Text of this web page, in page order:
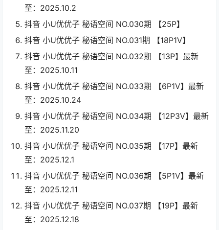
至：2025.10.2
抖音 小U优优子 秘语空间 NO.030期 【25P】
抖音 小U优优子 秘语空间 NO.031期 【18P1V】
抖音 小U优优子 秘语空间 NO.032期 【13P】最新
至：2025.10.11
抖音 小U优优子 秘语空间 NO.033期 【6P1V】最新
至：2025.10.24
抖音 小U优优子 秘语空间 NO.034期 【12P3V】最新
至：2025.11.20
抖音 小U优优子 秘语空间 NO.035期 【17P】最新
至：2025.12.1
抖音 小U优优子 秘语空间 NO.036期 【5P1V】最新
至：2025.12.11
抖音 小U优优子 秘语空间 NO.037期 【19P】最新
至：2025.12.18